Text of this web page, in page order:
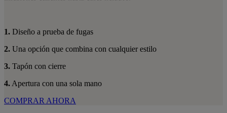
1. Diseño a prueba de fugas
2. Una opción que combina con cualquier estilo
3. Tapón con cierre
4. Apertura con una sola mano
COMPRAR AHORA